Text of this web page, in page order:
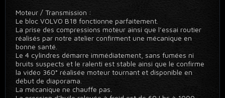
Moteur / Transmission :
Le bloc VOLVO B18 fonctionne parfaitement.
La prise des compressions moteur ainsi que l’essai routier
réalisés par notre atelier confirment une mécanique en
bonne santé.
Le 4 cylindres démarre immédiatement, sans fumées ni
bruits suspects et le ralenti est stable ainsi que le confirme
la vidéo 360° réalisée moteur tournant et disponible en
début de diaporama.
La mécanique ne chauffe pas.